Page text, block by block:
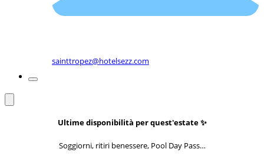
sainttropez@hotelsezz.com
Ultime disponibilità per quest'estate ✨
Soggiorni, ritiri benessere, Pool Day Pass…